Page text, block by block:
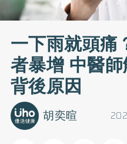
一下雨就頭痛
者暴增 中醫師
背後原因
胡奕暄